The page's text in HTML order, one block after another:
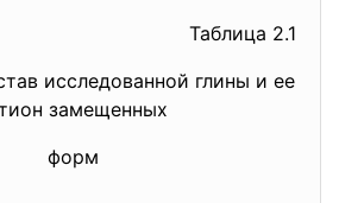
Таблица 2.1
исследованной глины и ее
замещенных
форм